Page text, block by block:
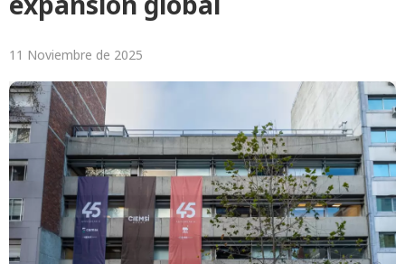
11 Noviembre de 2025